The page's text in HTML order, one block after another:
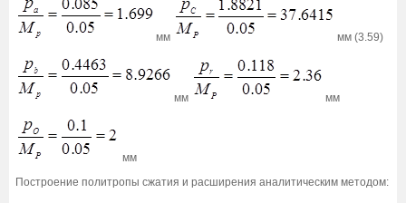
мм мм (3.59)
мм мм
мм
Построение политропы сжатия и расширения аналитическим методом: